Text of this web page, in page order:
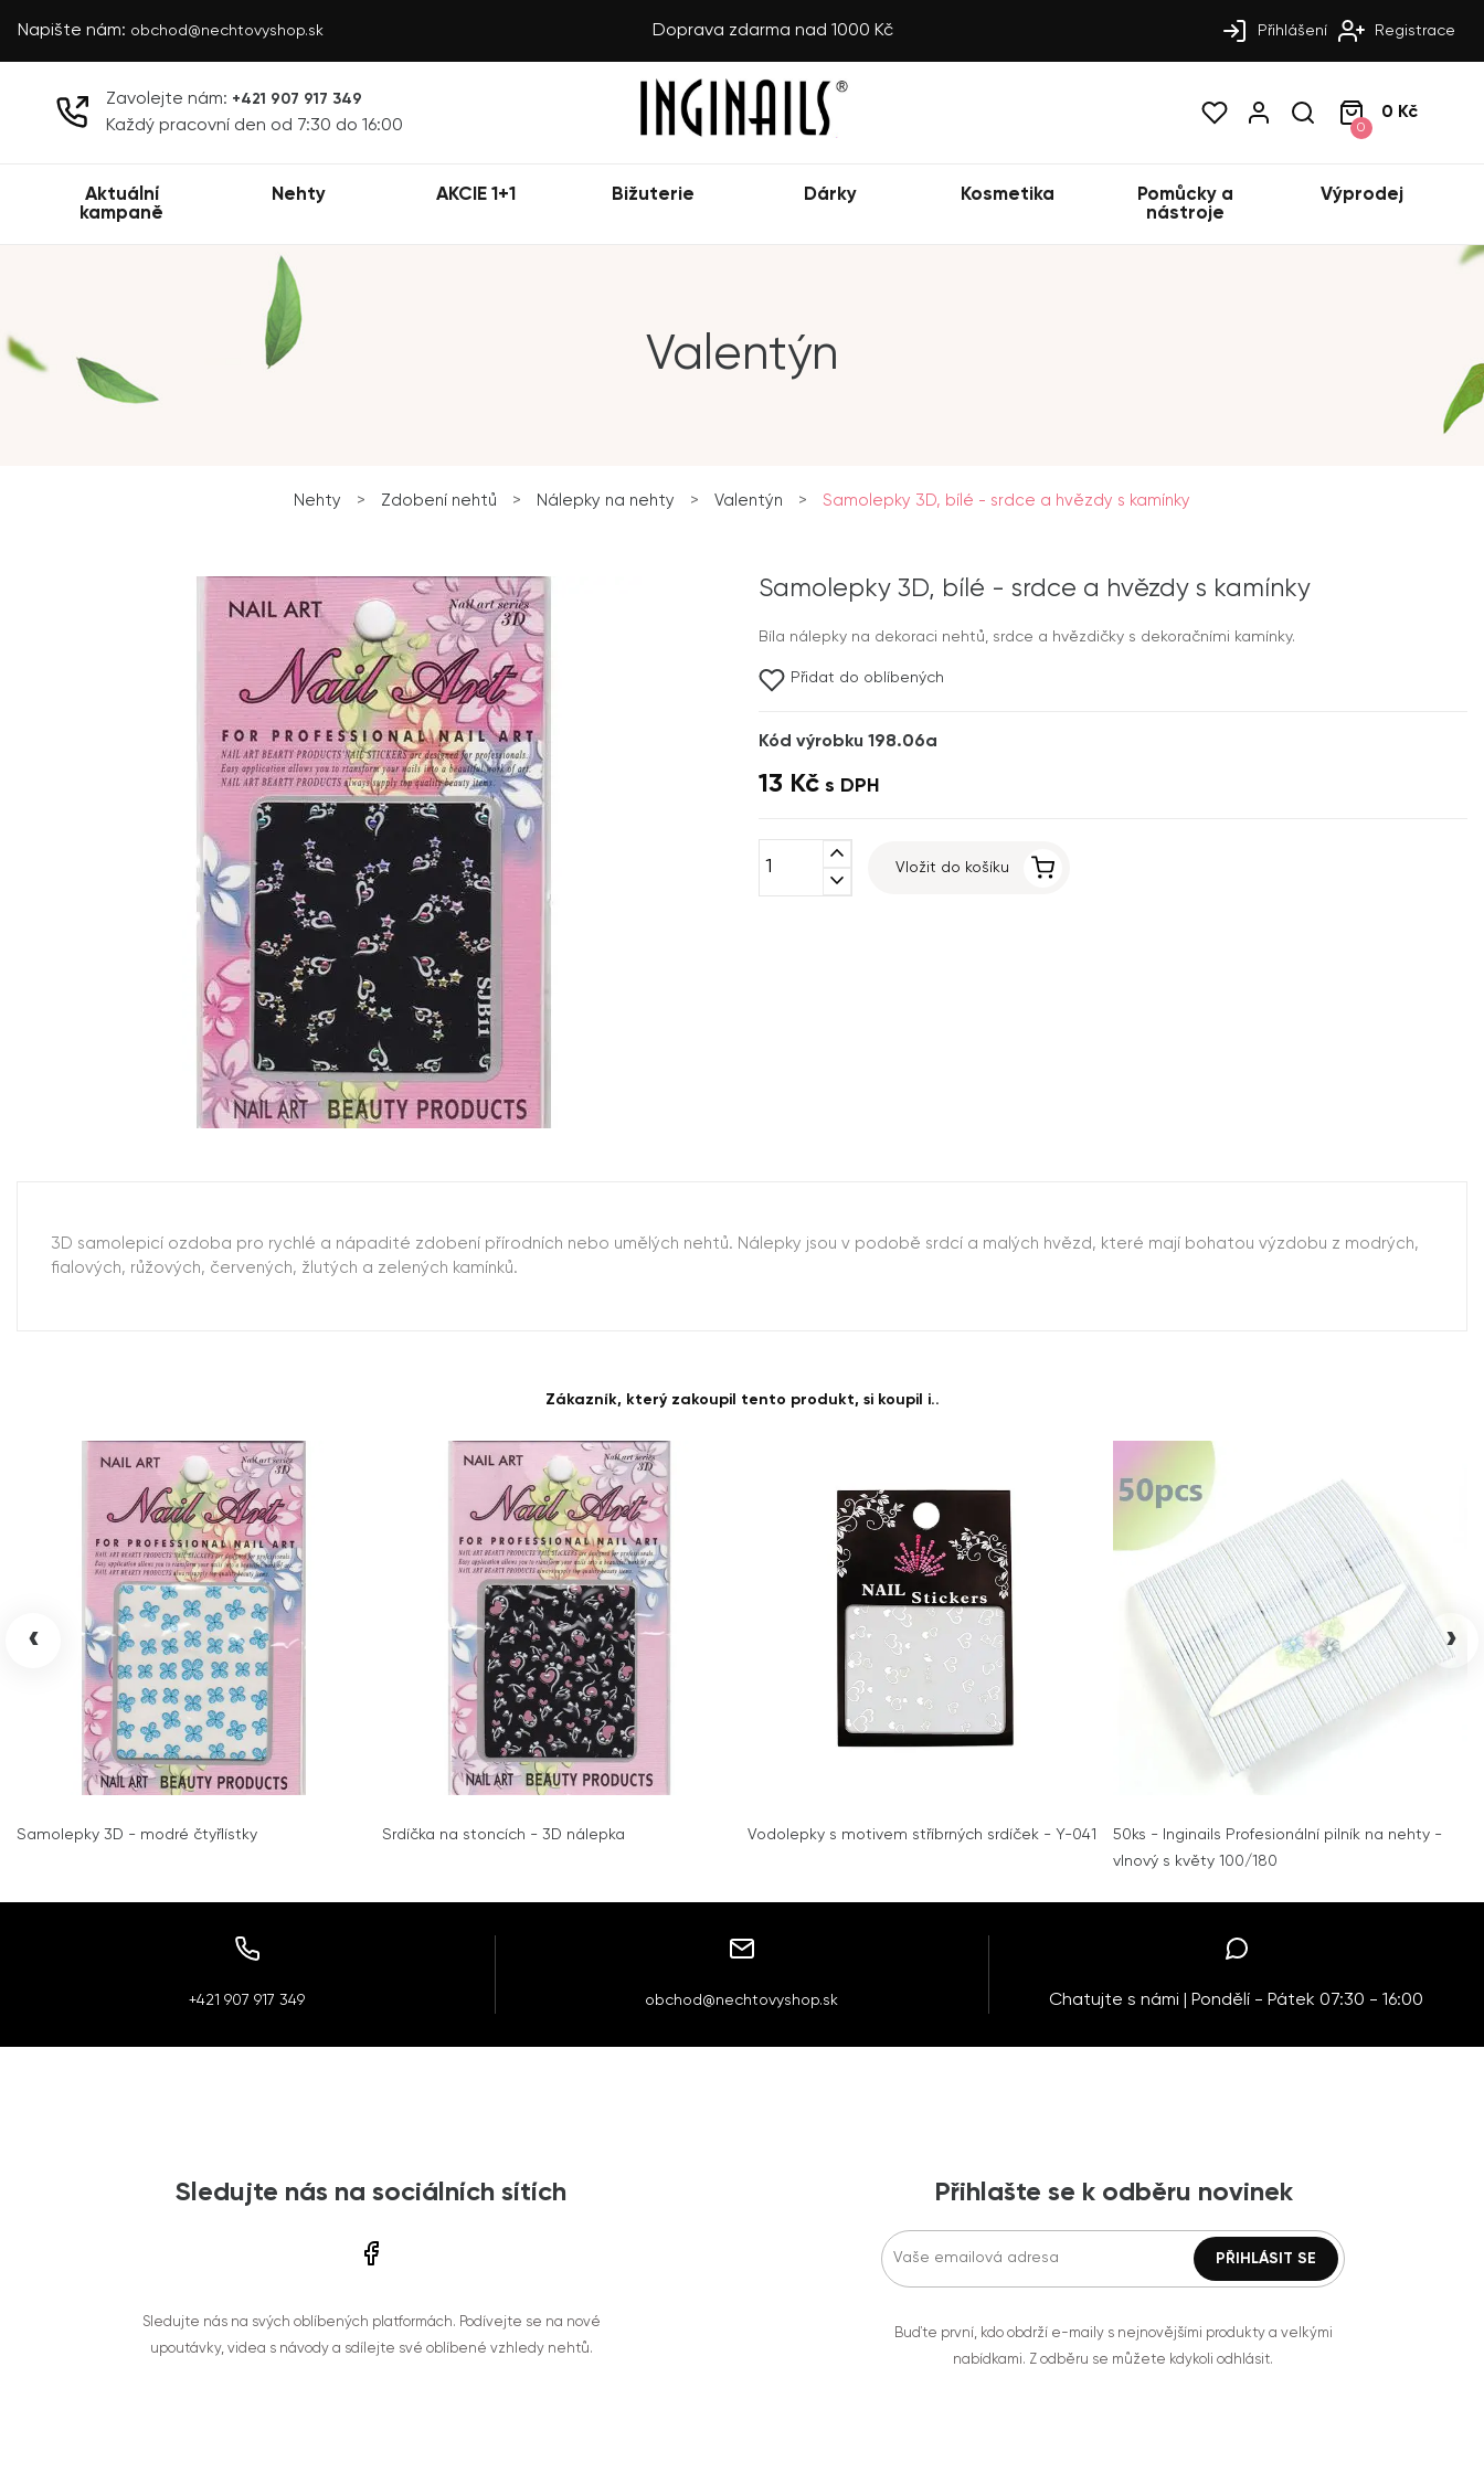
Napište nám: obchod@nechtovyshop.sk Doprava zdarma nad 1000 Kč Přihlášení Registrace
Zavolejte nám: +421 907 917 349
Každý pracovní den od 7:30 do 16:00 0
0 Kč
Aktuální
kampaně
Nehty AKCIE 1+1 Bižuterie Dárky Kosmetika
Pomůcky a
nástroje
Výprodej
Valentýn
Nehty > Zdobení nehtů > Nálepky na nehty > Valentýn > Samolepky 3D, bílé - srdce a hvězdy s kamínky
Samolepky 3D, bílé - srdce a hvězdy s kamínky
Bíla nálepky na dekoraci nehtů, srdce a hvězdičky s dekoračními kamínky.
Přidat do oblíbených
Kód výrobku 198.06a
13 Kč s DPH
expand_less
expand_more
Vložit do košíku
3D samolepicí ozdoba pro rychlé a nápadité zdobení přírodních nebo umělých nehtů. Nálepky jsou v podobě srdcí a malých hvězd, které mají bohatou výzdobu z modrých,
fialových, růžových, červených, žlutých a zelených kamínků.
Zákazník, který zakoupil tento produkt, si koupil i..
Samolepky 3D - modré čtyřlístky Srdíčka na stoncích - 3D nálepka Vodolepky s motivem stříbrných srdíček - Y-041
50ks - Inginails Profesionální pilník na nehty -
vlnový s květy 100/180
‹ ›
+421 907 917 349 obchod@nechtovyshop.sk Chatujte s námi | Pondělí - Pátek 07:30 - 16:00
Sledujte nás na sociálních sítích
Sledujte nás na svých oblíbených platformách. Podívejte se na nové
upoutávky, videa s návody a sdílejte své oblíbené vzhledy nehtů.
Přihlašte se k odběru novinek
Buďte první, kdo obdrží e-maily s nejnovějšími produkty a velkými
nabídkami. Z odběru se můžete kdykoli odhlásit.